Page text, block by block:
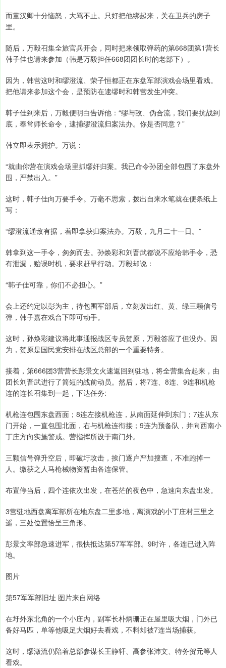
而董汉卿十分恼怒，大骂不止。只好把他绑起来，关在卫兵的房子
里。
随后，万毅召集全旅官兵开会，同时把来领取弹药的第668团第1营长
韩子佳也请来参加（韩是万毅担任668团团长时的老部下）。
因为，韩营这时和缪澄流、荣子恒都正在东盘军部演戏会场里看戏。
把他请来参加这个会，是预防在逮缪时和韩营发生冲突。
韩子佳到来后，万毅便明白告诉他：“缪与敌、伪合流，我们要抗战到
底，奉常师长命令，逮捕缪澄流归案法办。你是否同意？”
韩立即表示拥护。万说：
“就由你营在演戏会场里抓缪奸归案。我已命令孙团全部包围了东盘外
围，严禁出入。”
这时，韩子佳向万要手令。万毫不思索，拨出自来水笔就在便条纸上
写：
“缪澄流通敌有据，着即拿获归案法办。万毅，九月二十一日。”
韩拿到这一手令，匆匆而去。孙焕彩和刘晋武都说不应给韩手令，恐
有泄漏，贻误时机，要求赶早行动。万毅却说：
“韩子佳可靠，你们不必担心。”
会上还约定以彭为主，待包围军部后，立刻发出红、黄、绿三颗信号
弹，韩子嘉在戏台下即可动手。
这时，孙焕彩建议将此事通报战区专员贺原，万毅答应了但没办。因
为，贺原是国民党安排在战区总部的一个重要特务。
接着，第666团3营营长彭景文火速返回到驻地，将全营集合起来，由
团长刘晋武进行了简短的战前动员。然后，将7连、8连、9连和机枪
连的连长召集到一起，下达任务:
机枪连包围东盘西面；8连左接机枪连，从南面延伸到东门；7连从东
门开始，一直包围北面，右与机枪连衔接；9连为预备队，并向西南小
丁庄方向实施警戒。营指挥所设于南门外。
三颗信号弹升空后，即破圩攻击，挨门逐户严加搜查，不准跑掉一
人。缴获之人马枪械物资暂由各连保管。
布置停当后，四个连依次出发，在苍茫的夜色中，急速向东盘出发。
3营驻地西盘离军部所在地东盘二里多地，离演戏的小丁庄村三里之
遥，三处位置恰呈三角形。
彭景文率部急速进军，很快抵达第57军军部。9时许，各连已进入阵
地。
图片
第57军军部旧址 图片来自网络
在圩外东北角的一个小庄内，副军长朴炳珊正在屋里吸大烟，门外已
备好马匹，单等他吸足大烟好去看戏，不料却被7连当场捕获。
这时，缪澂流仍陪着总部参谋长王静轩、高参张沛文、特务贺元等人
看戏。